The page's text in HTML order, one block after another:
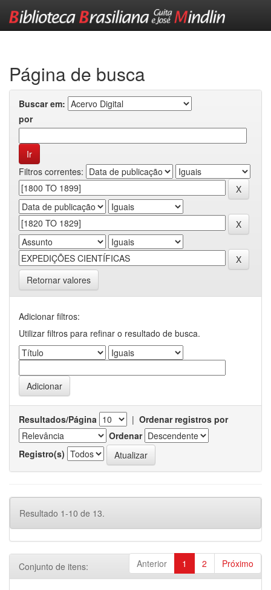
Página de busca
Buscar em:
por
Filtros correntes:
Retornar valores
Adicionar filtros:
Utilizar filtros para refinar o resultado de busca.
Resultados/Página | Ordenar registros por
Ordenar
Registro(s)
Resultado 1-10 de 13.
Anterior 1 2 Próximo
Conjunto de itens: